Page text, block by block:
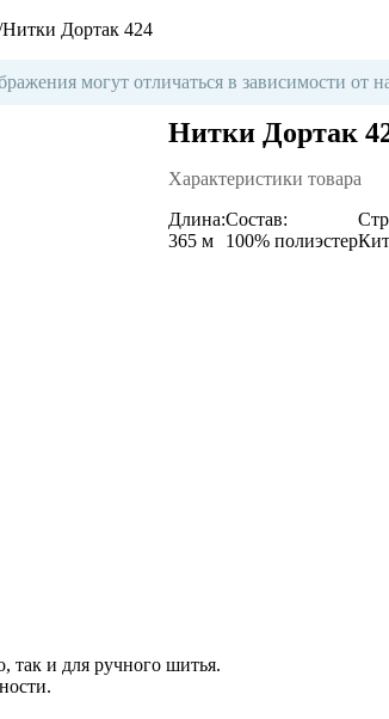
Нитки Дортак 424
могут отличаться в зависимости от
Нитки Дортак
Характеристики товара
Длина:
365 м
Состав:
100% полиэстер
так и для ручного шитья.